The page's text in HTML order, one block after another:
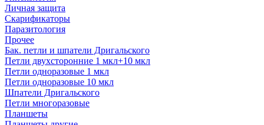
Личная защита
Скарификаторы
Паразитология
Прочее
Бак. петли и шпатели Дригальского
Петли двухсторонние 1 мкл+10 мкл
Петли одноразовые 1 мкл
Петли одноразовые 10 мкл
Шпатели Дригальского
Петли многоразовые
Планшеты